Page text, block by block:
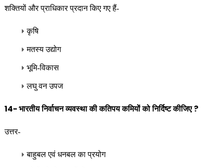
शक्तियों और प्राधिकार प्रदान किए गए हैं-
कृषि
मतस्य उद्योग
भूमि-विकास
लघु वन उपज
14- भारतीय निर्वाचन व्यवस्था की कतिपय कमियों को निर्दिष्ट कीजिए ?
उत्तर-
बाहुबल एवं धनबल का प्रयोग